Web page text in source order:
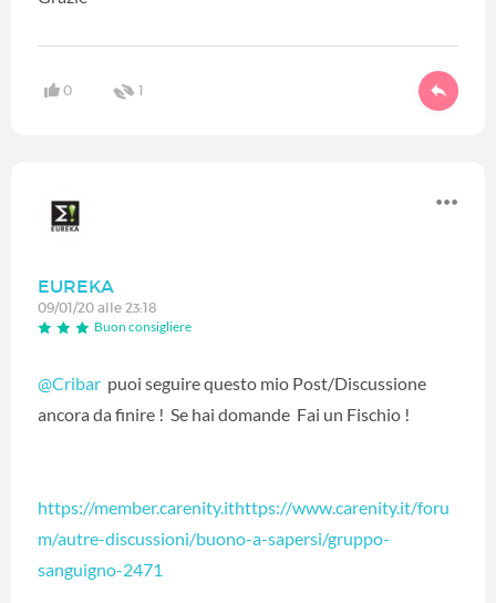
0 1
EUREKA
09/01/20 alle 23:18
Buon consigliere
@Cribar ‍ puoi seguire questo mio Post/Discussione
ancora da finire ! Se hai domande Fai un Fischio !
https://member.carenity.ithttps://www.carenity.it/foru
m/autre-discussioni/buono-a-sapersi/gruppo-
sanguigno-2471